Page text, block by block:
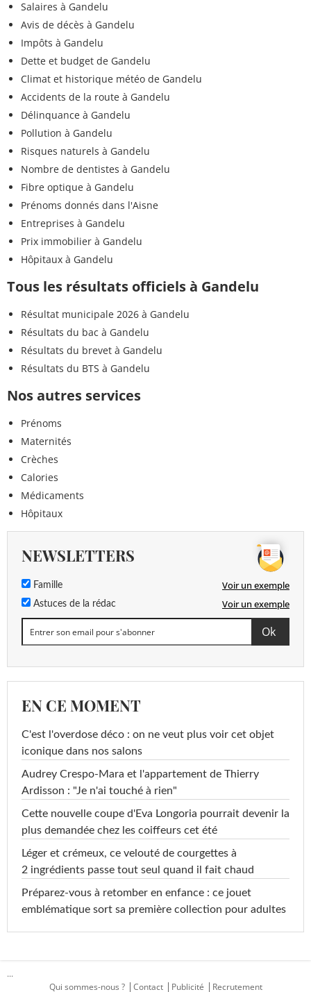
Salaires à Gandelu
Avis de décès à Gandelu
Impôts à Gandelu
Dette et budget de Gandelu
Climat et historique météo de Gandelu
Accidents de la route à Gandelu
Délinquance à Gandelu
Pollution à Gandelu
Risques naturels à Gandelu
Nombre de dentistes à Gandelu
Fibre optique à Gandelu
Prénoms donnés dans l'Aisne
Entreprises à Gandelu
Prix immobilier à Gandelu
Hôpitaux à Gandelu
Tous les résultats officiels à Gandelu
Résultat municipale 2026 à Gandelu
Résultats du bac à Gandelu
Résultats du brevet à Gandelu
Résultats du BTS à Gandelu
Nos autres services
Prénoms
Maternités
Crèches
Calories
Médicaments
Hôpitaux
NEWSLETTERS
Famille Voir un exemple
Astuces de la rédac Voir un exemple
EN CE MOMENT
C'est l'overdose déco : on ne veut plus voir cet objet
iconique dans nos salons
Audrey Crespo-Mara et l'appartement de Thierry
Ardisson : "Je n'ai touché à rien"
Cette nouvelle coupe d'Eva Longoria pourrait devenir la
plus demandée chez les coiffeurs cet été
Léger et crémeux, ce velouté de courgettes à
2 ingrédients passe tout seul quand il fait chaud
Préparez-vous à retomber en enfance : ce jouet
emblématique sort sa première collection pour adultes
...
Qui sommes-nous ?
Contact Publicité Recrutement